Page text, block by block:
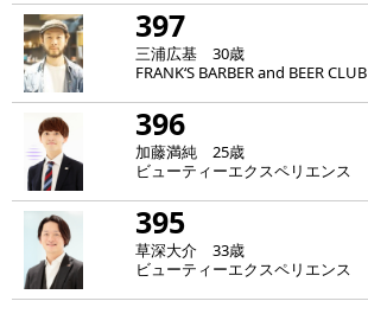
397
三浦広基 30歳
FRANK‘S BARBER and BEER CLUB
396
加藤満純 25歳
ビューティーエクスペリエンス
395
草深大介 33歳
ビューティーエクスペリエンス